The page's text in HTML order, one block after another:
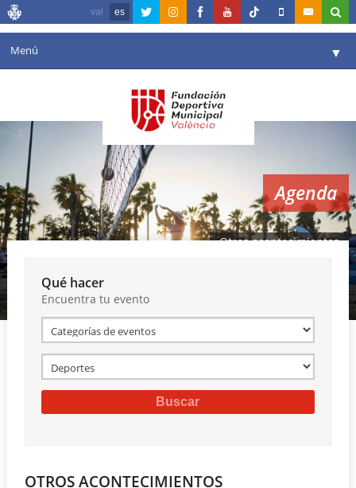
val es
Menú ▼
Agenda
Instalaciones
Comunicación ▼
Valencia en deporte ▼
Reservas
Agenda
Otros acontecimientos
Qué hacer
Encuentra tu evento
OTROS ACONTECIMIENTOS